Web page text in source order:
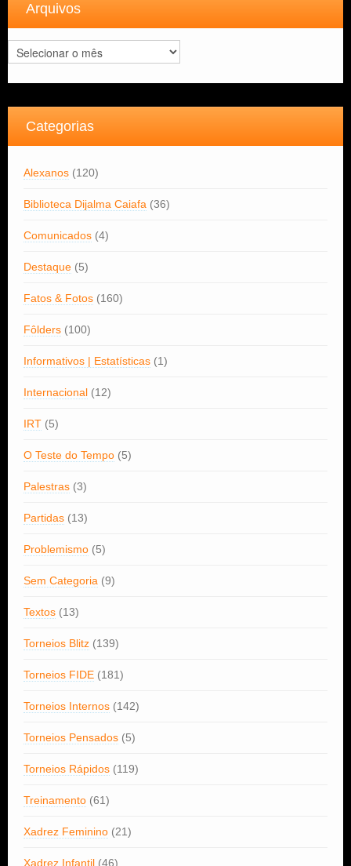
Arquivos
Arquivos
Categorias
Alexanos (120)
Biblioteca Dijalma Caiafa (36)
Comunicados (4)
Destaque (5)
Fatos & Fotos (160)
Fôlders (100)
Informativos | Estatísticas (1)
Internacional (12)
IRT (5)
O Teste do Tempo (5)
Palestras (3)
Partidas (13)
Problemismo (5)
Sem Categoria (9)
Textos (13)
Torneios Blitz (139)
Torneios FIDE (181)
Torneios Internos (142)
Torneios Pensados (5)
Torneios Rápidos (119)
Treinamento (61)
Xadrez Feminino (21)
Xadrez Infantil (46)